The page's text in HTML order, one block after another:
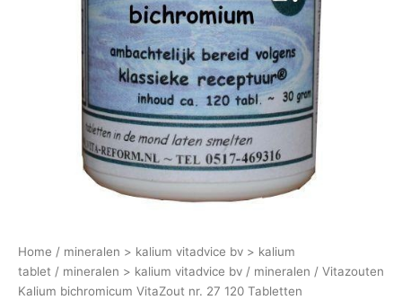
Home / mineralen > kalium vitadvice bv > kalium
tablet / mineralen > kalium vitadvice bv / mineralen / Vitazouten
Kalium bichromicum VitaZout nr. 27 120 Tabletten